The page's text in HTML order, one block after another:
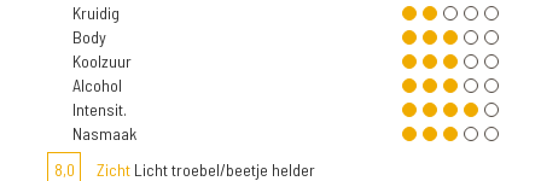
Kruidig
Body
Koolzuur
Alcohol
Intensit.
Nasmaak
8,0
Zicht Licht troebel/beetje helder